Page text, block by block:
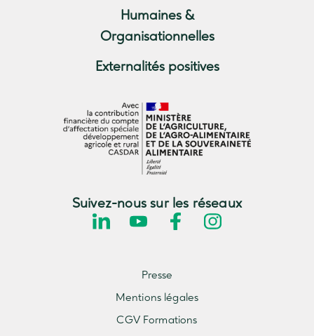
Humaines &
Organisationnelles
Externalités positives
Suivez-nous sur les réseaux
Presse
Mentions légales
CGV Formations